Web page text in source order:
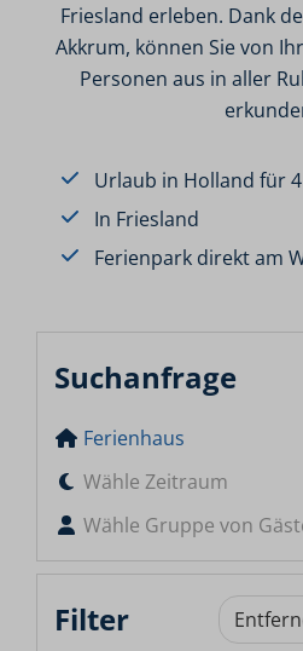
Friesland erleben. Dank
Akkrum, können Sie von
Personen aus in aller
Urlaub in Holland für
In Friesland
Ferienpark direkt am
Suchanfrage
Ferienhaus
Wähle Zeitraum
Wähle Gruppe von
Filter